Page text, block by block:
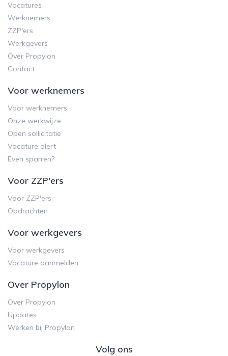
Vacatures
Werknemers
ZZP'ers
Werkgevers
Over Propylon
Contact
Voor werknemers
Voor werknemers
Onze werkwijze
Open sollicitatie
Vacature alert
Even sparren?
Voor ZZP'ers
Voor ZZP'ers
Opdrachten
Voor werkgevers
Voor werkgevers
Vacature aanmelden
Over Propylon
Over Propylon
Updates
Werken bij Propylon
Volg ons